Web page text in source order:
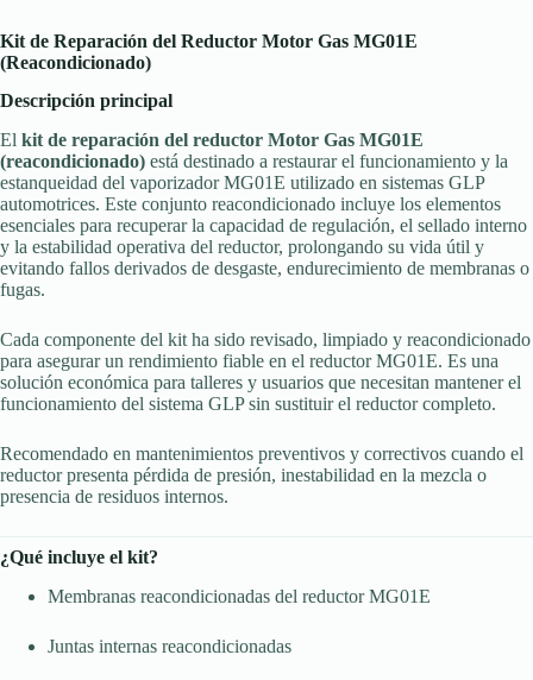
Kit de Reparación del Reductor Motor Gas MG01E
(Reacondicionado)
Descripción principal
El kit de reparación del reductor Motor Gas MG01E
(reacondicionado) está destinado a restaurar el funcionamiento y la
estanqueidad del vaporizador MG01E utilizado en sistemas GLP
automotrices. Este conjunto reacondicionado incluye los elementos
esenciales para recuperar la capacidad de regulación, el sellado interno
y la estabilidad operativa del reductor, prolongando su vida útil y
evitando fallos derivados de desgaste, endurecimiento de membranas o
fugas.
Cada componente del kit ha sido revisado, limpiado y reacondicionado
para asegurar un rendimiento fiable en el reductor MG01E. Es una
solución económica para talleres y usuarios que necesitan mantener el
funcionamiento del sistema GLP sin sustituir el reductor completo.
Recomendado en mantenimientos preventivos y correctivos cuando el
reductor presenta pérdida de presión, inestabilidad en la mezcla o
presencia de residuos internos.
¿Qué incluye el kit?
Membranas reacondicionadas del reductor MG01E
Juntas internas reacondicionadas